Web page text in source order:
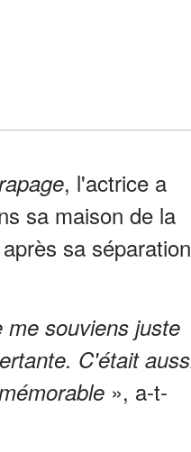
, l'actrice a
sa maison de la
sa séparation
souviens juste
C'était
», a-t-